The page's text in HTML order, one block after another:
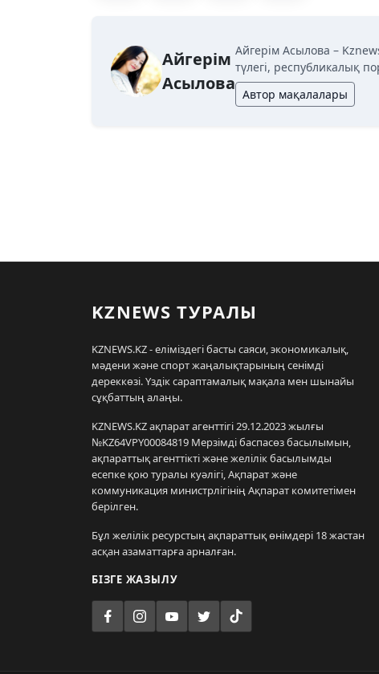
Айгерім
Асылова
Айгерім Асылова –
түлегі, республикалық
Автор мақалалары
KZNEWS ТУРАЛЫ
KZNEWS.KZ - еліміздегі басты саяси, экономикалық,
мәдени және спорт жаңалықтарының сенімді
дереккөзі. Үздік сараптамалық мақала мен шынайы
сұқбаттың алаңы.
KZNEWS.KZ ақпарат агенттігі 29.12.2023 жылғы
№KZ64VPY00084819 Мерзімді баспасөз басылымын,
ақпараттық агенттікті және желілік басылымды
есепке қою туралы куәлігі, Ақпарат және
коммуникация министрлігінің Ақпарат комитетімен
берілген.
Бұл желілік ресурстың ақпараттық өнімдері 18 жастан
асқан азаматтарға арналған.
БІЗГЕ ЖАЗЫЛУ